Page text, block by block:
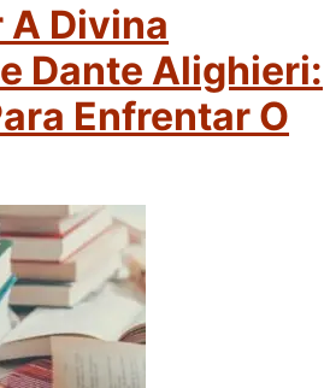
A Divina
Dante Alighieri:
Enfrentar O